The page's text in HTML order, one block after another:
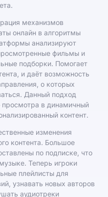
механизмов
онлайн в алгоритмы
анализируют
фильмы и
подборки. Помогает
и даёт возможность
о которых
Данный подход
просмотра в динамичный
контент.
изменения
контента. Большое
по подписке, что
Теперь игроки
плейлисты для
узнавать новых авторов
аудиотреки